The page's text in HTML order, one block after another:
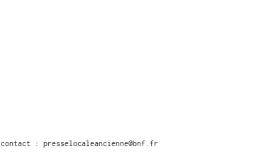
contact : presselocaleancienne@bnf.fr